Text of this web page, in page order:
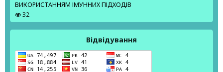
ВИКОРИСТАННЯМ ІМУННИХ ПІДХОДІВ
32
Відвідування